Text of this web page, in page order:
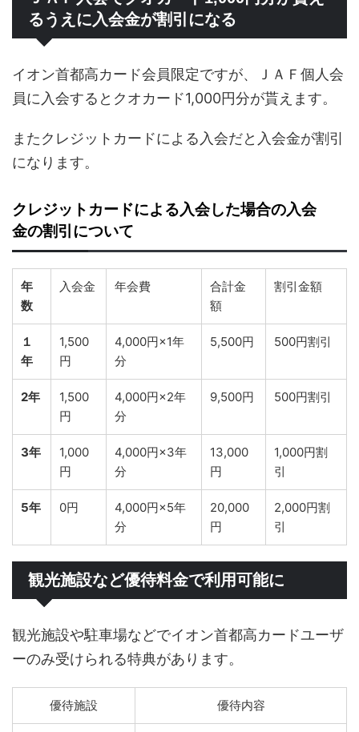
るうえに入会金が割引になる
イオン首都高カード会員限定ですが、ＪＡＦ個人会
員に入会するとクオカード1,000円分が貰えます。
またクレジットカードによる入会だと入会金が割引
になります。
クレジットカードによる入会した場合の入会
金の割引について
年
数
入会金 年会費
合計金
額
割引金額
１
年
1,500
円
4,000円×1年
分
5,500円 500円割引
2年
1,500
円
4,000円×2年
分
9,500円 500円割引
3年
1,000
円
4,000円×3年
分
13,000
円
1,000円割
引
5年 0円
4,000円×5年
分
20,000
円
2,000円割
引
観光施設など優待料金で利用可能に
観光施設や駐車場などでイオン首都高カードユーザ
ーのみ受けられる特典があります。
優待施設 優待内容